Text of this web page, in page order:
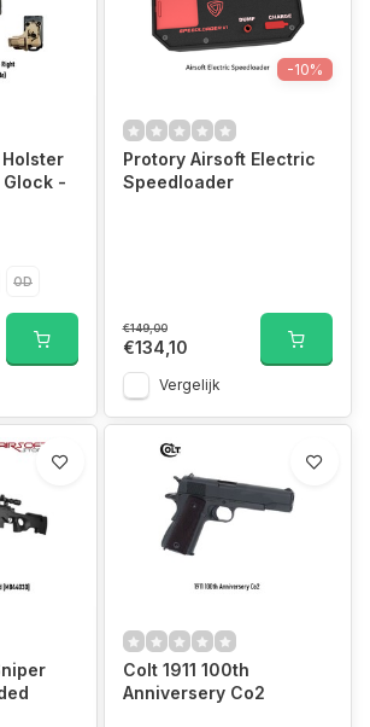
Holster
Glock -
OD
-10%
Protory Airsoft Electric
Speedloader
€149,00
€134,10
Vergelijk
Colt 1911 100th
Anniversery Co2